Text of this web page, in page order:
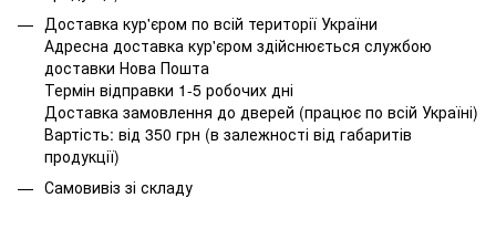
Доставка кур'єром по всій території України
Адресна доставка кур'єром здійснюється службою
доставки Нова Пошта
Термін відправки 1-5 робочих дні
Доставка замовлення до дверей (працює по всій Україні)
Вартість: від 350 грн (в залежності від габаритів
продукції)
Самовивіз зі складу